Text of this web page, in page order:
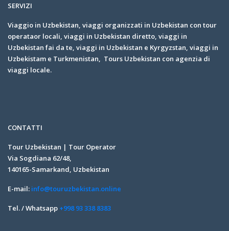
SERVIZI
Viaggio in Uzbekistan, viaggi organizzati in Uzbekistan con tour
operataor locali, viaggi in Uzbekistan diretto, viaggi in
Uzbekistan fai da te, viaggi in Uzbekistan e Kyrgyzstan, viaggi in
Uzbekistam e Turkmenistan, Tours Uzbekistan con agenzia di
viaggi locale.
CONTATTI
Tour Uzbekistan | Tour Operator
Via Sogdiana 62/48,
140165-Samarkand, Uzbekistan
E-mail: info@touruzbekistan.online
Tel. / Whatsapp +998 93 338 8383